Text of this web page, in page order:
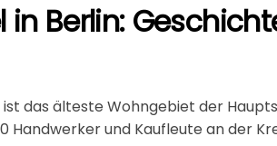
Berlin:
das älteste Wohngebiet der
Handwerker und Kaufleute an der